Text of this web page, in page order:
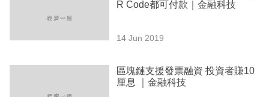
R Code都可付款｜金融科技
14 Jun 2019
區塊鏈支援發票融資 投資者賺10
厘息 ｜金融科技